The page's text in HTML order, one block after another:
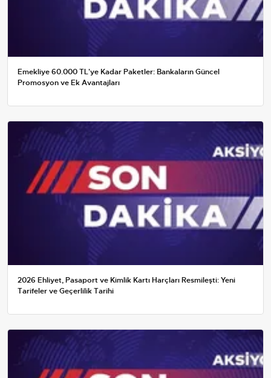
Emekliye 60.000 TL'ye Kadar Paketler: Bankaların Güncel
Promosyon ve Ek Avantajları
2026 Ehliyet, Pasaport ve Kimlik Kartı Harçları Resmileşti: Yeni
Tarifeler ve Geçerlilik Tarihi